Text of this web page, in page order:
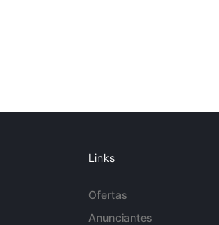
Links
Ofertas
Anunciantes